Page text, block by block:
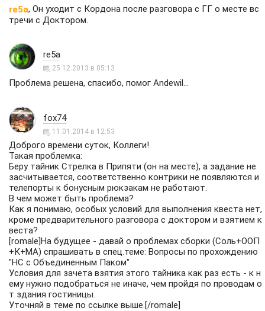
re5a, Он уходит с Кордона после разговора с ГГ о месте вс
тречи с Доктором.
re5a
25.12.2013 в 05:13
Проблема решена, спасибо, помог Andewil...
fox74
11.01.2014 в 12:53
Доброго времени суток, Коллеги!
Такая проблемка:
Беру тайник Стрелка в Припяти (он на месте), а задание не
засчитывается, соответственно контрики не появляются и
телепорты к бонусным рюкзакам не работают.
В чем может быть проблема?
Как я понимаю, особых условий для выполнения квеста нет,
кроме предварительного разговора с доктором и взятием к
веста?
[romale]На будущее - давай о проблемах сборки (Соль+ООП
+К+МА) спрашивать в спец.теме: Вопросы по прохождению
"НС с Объединенным Паком"
Условия для зачета взятия этого тайника как раз есть - к н
ему нужно подобраться не иначе, чем пройдя по проводам о
т здания гостиницы.
Уточняй в теме по ссылке выше.[/romale]